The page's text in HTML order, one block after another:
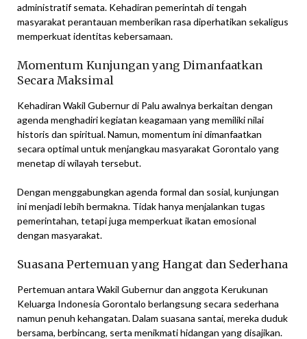
administratif semata. Kehadiran pemerintah di tengah
masyarakat perantauan memberikan rasa diperhatikan sekaligus
memperkuat identitas kebersamaan.
Momentum Kunjungan yang Dimanfaatkan
Secara Maksimal
Kehadiran Wakil Gubernur di Palu awalnya berkaitan dengan
agenda menghadiri kegiatan keagamaan yang memiliki nilai
historis dan spiritual. Namun, momentum ini dimanfaatkan
secara optimal untuk menjangkau masyarakat Gorontalo yang
menetap di wilayah tersebut.
Dengan menggabungkan agenda formal dan sosial, kunjungan
ini menjadi lebih bermakna. Tidak hanya menjalankan tugas
pemerintahan, tetapi juga memperkuat ikatan emosional
dengan masyarakat.
Suasana Pertemuan yang Hangat dan Sederhana
Pertemuan antara Wakil Gubernur dan anggota Kerukunan
Keluarga Indonesia Gorontalo berlangsung secara sederhana
namun penuh kehangatan. Dalam suasana santai, mereka duduk
bersama, berbincang, serta menikmati hidangan yang disajikan.